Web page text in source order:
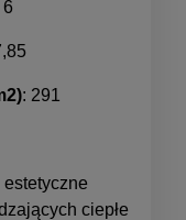
6
: 291
ciepłe